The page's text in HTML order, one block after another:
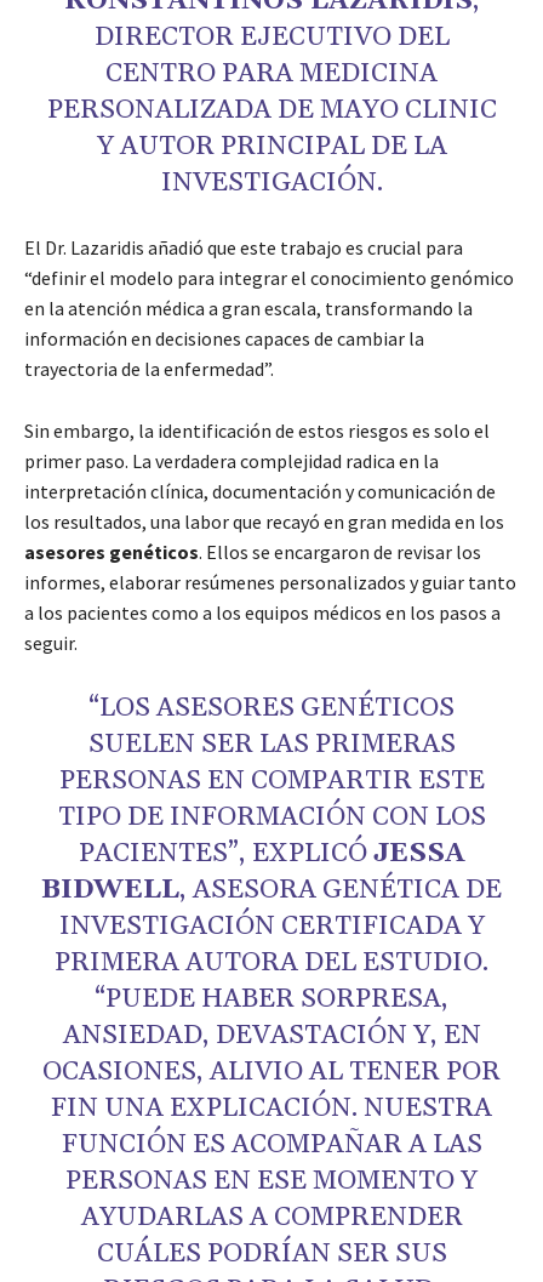
DIRECTOR EJECUTIVO DEL
CENTRO PARA MEDICINA
PERSONALIZADA DE MAYO CLINIC
Y AUTOR PRINCIPAL DE LA
INVESTIGACIÓN.
El Dr. Lazaridis añadió que este trabajo es crucial para
“definir el modelo para integrar el conocimiento genómico
en la atención médica a gran escala, transformando la
información en decisiones capaces de cambiar la
trayectoria de la enfermedad”.
Sin embargo, la identificación de estos riesgos es solo el
primer paso. La verdadera complejidad radica en la
interpretación clínica, documentación y comunicación de
los resultados, una labor que recayó en gran medida en los
asesores genéticos. Ellos se encargaron de revisar los
informes, elaborar resúmenes personalizados y guiar tanto
a los pacientes como a los equipos médicos en los pasos a
seguir.
“LOS ASESORES GENÉTICOS
SUELEN SER LAS PRIMERAS
PERSONAS EN COMPARTIR ESTE
TIPO DE INFORMACIÓN CON LOS
PACIENTES”, EXPLICÓJESSA
BIDWELL, ASESORA GENÉTICA DE
INVESTIGACIÓN CERTIFICADA Y
PRIMERA AUTORA DEL ESTUDIO.
“PUEDE HABER SORPRESA,
ANSIEDAD, DEVASTACIÓN Y, EN
OCASIONES, ALIVIO AL TENER POR
FIN UNA EXPLICACIÓN. NUESTRA
FUNCIÓN ES ACOMPAÑAR A LAS
PERSONAS EN ESE MOMENTO Y
AYUDARLAS A COMPRENDER
CUÁLES PODRÍAN SER SUS